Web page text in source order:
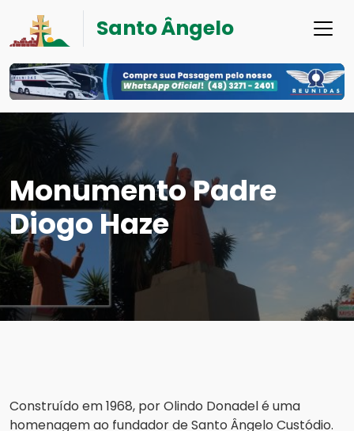
Santo Ângelo
Monumento Padre
Diogo Haze
Construído em 1968, por Olindo Donadel é uma
homenagem ao fundador de Santo Ângelo Custódio.